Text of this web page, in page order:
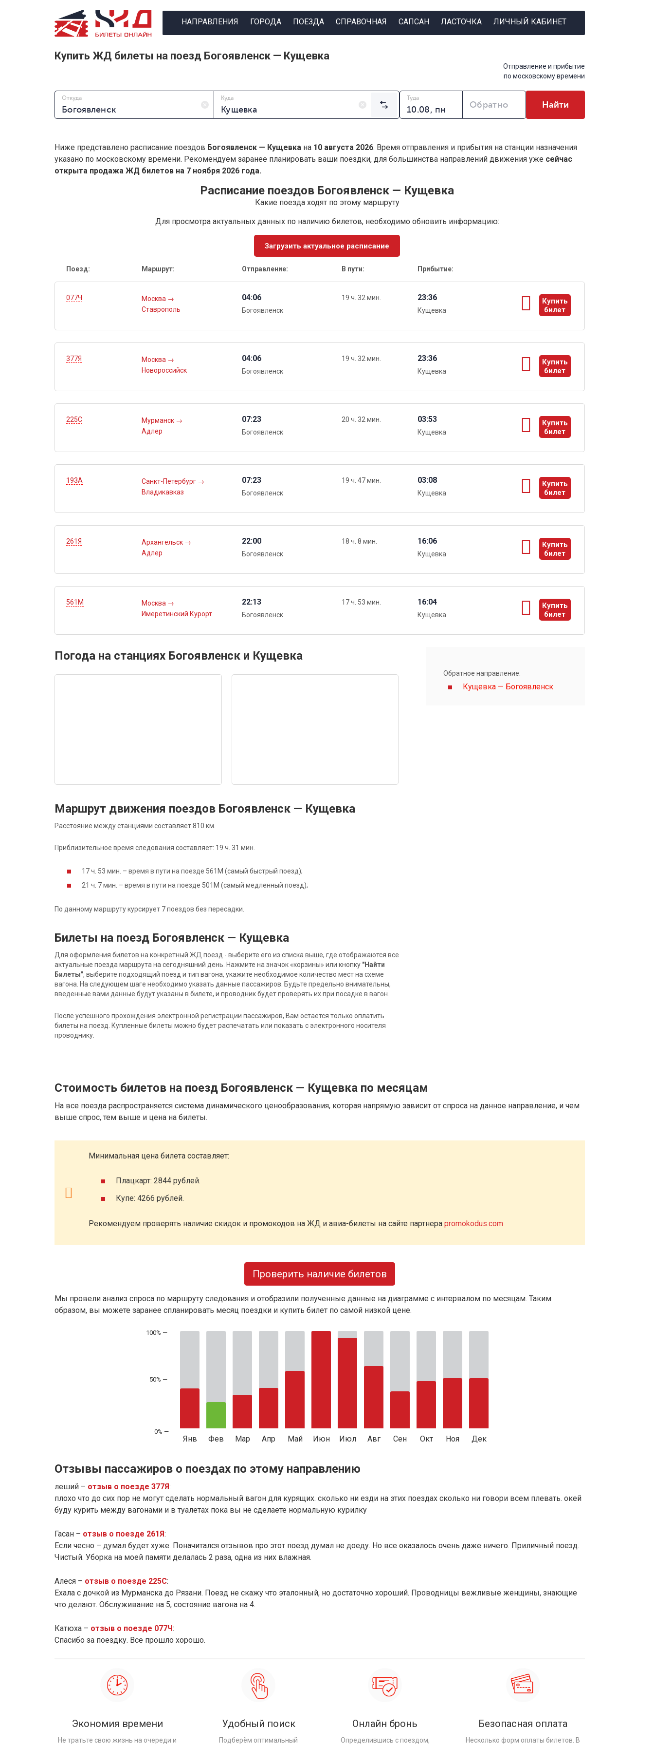
НАПРАВЛЕНИЯ ГОРОДА ПОЕЗДА СПРАВОЧНАЯ САПСАН ЛАСТОЧКА ЛИЧНЫЙ КАБИНЕТ
Купить ЖД билеты на поезд Богоявленск — Кущевка
Отправление и прибытие
по московскому времени
Откуда Куда Туда
Обратно Найти
Ниже представлено расписание поездов Богоявленск — Кущевка на 10 августа 2026. Время отправления и прибытия на станции назначения
указано по московскому времени. Рекомендуем заранее планировать ваши поездки, для большинства направлений движения уже сейчас
открыта продажа ЖД билетов на 7 ноября 2026 года.
Расписание поездов Богоявленск — Кущевка
Какие поезда ходят по этому маршруту
Для просмотра актуальных данных по наличию билетов, необходимо обновить информацию:
Загрузить актуальное расписание
Поезд: Маршрут: Отправление: В пути: Прибытие:
077Ч Москва →
Ставрополь
04:06
Богоявленск
19 ч. 32 мин. 23:36
Кущевка
Купить
билет
ы
377Я Москва →
Новороссийск
04:06
Богоявленск
19 ч. 32 мин. 23:36
Кущевка
Купить
билет
ы
225С Мурманск →
Адлер
07:23
Богоявленск
20 ч. 32 мин. 03:53
Кущевка
Купить
билет
ы
193А Санкт-Петербург →
Владикавказ
07:23
Богоявленск
19 ч. 47 мин. 03:08
Кущевка
Купить
билет
ы
261Я Архангельск →
Адлер
22:00
Богоявленск
18 ч. 8 мин. 16:06
Кущевка
Купить
билет
ы
561М Москва →
Имеретинский Курорт
22:13
Богоявленск
17 ч. 53 мин. 16:04
Кущевка
Купить
билет
ы
Погода на станциях Богоявленск и Кущевка
Маршрут движения поездов Богоявленск — Кущевка
Расстояние между станциями составляет 810 км.
Приблизительное время следования составляет: 19 ч. 31 мин.
17 ч. 53 мин. – время в пути на поезде 561М (самый быстрый поезд);
21 ч. 7 мин. – время в пути на поезде 501М (самый медленный поезд);
По данному маршруту курсирует 7 поездов без пересадки.
Билеты на поезд Богоявленск — Кущевка
Для оформления билетов на конкретный ЖД поезд - выберите его из списка выше, где отображаются все
актуальные поезда маршрута на сегодняшний день. Нажмите на значок «корзины» или кнопку "Найти
Билеты", выберите подходящий поезд и тип вагона, укажите необходимое количество мест на схеме
вагона. На следующем шаге необходимо указать данные пассажиров. Будьте предельно внимательны,
введенные вами данные будут указаны в билете, и проводник будет проверять их при посадке в вагон.
После успешного прохождения электронной регистрации пассажиров, Вам остается только оплатить
билеты на поезд. Купленные билеты можно будет распечатать или показать с электронного носителя
проводнику.
Обратное направление:
Кущевка — Богоявленск
Стоимость билетов на поезд Богоявленск — Кущевка по месяцам
На все поезда распространяется система динамического ценообразования, которая напрямую зависит от спроса на данное направление, и чем
выше спрос, тем выше и цена на билеты.
Минимальная цена билета составляет:
Плацкарт: 2844 рублей.
Купе: 4266 рублей.
Рекомендуем проверять наличие скидок и промокодов на ЖД и авиа-билеты на сайте партнера promokodus.com
Проверить наличие билетов
Мы провели анализ спроса по маршруту следования и отобразили полученные данные на диаграмме с интервалом по месяцам. Таким
образом, вы можете заранее спланировать месяц поездки и купить билет по самой низкой цене.
50% —
Янв Фев Мар Апр Май Июн Июл Авг Сен Окт Ноя Дек
Отзывы пассажиров о поездах по этому направлению
леший – отзыв о поезде 377Я:
плохо что до сих пор не могут сделать нормальный вагон для курящих. сколько ни езди на этих поездах сколько ни говори всем плевать. окей
буду курить между вагонами и в туалетах пока вы не сделаете нормальную курилку
Гасан – отзыв о поезде 261Я:
Если чесно – думал будет хуже. Поначитался отзывов про этот поезд думал не доеду. Но все оказалось очень даже ничего. Приличный поезд.
Чистый. Уборка на моей памяти делалась 2 раза, одна из них влажная.
Алеся – отзыв о поезде 225С:
Ехала с дочкой из Мурманска до Рязани. Поезд не скажу что эталонный, но достаточно хороший. Проводницы вежливые женщины, знающие
что делают. Обслуживание на 5, состояние вагона на 4.
Катюха – отзыв о поезде 077Ч:
Спасибо за поездку. Все прошло хорошо.
Экономия времени
Не тратьте свою жизнь на очереди и
Удобный поиск
Подберём оптимальный
Онлайн бронь
Определившись с поездом,
Безопасная оплата
Несколько форм оплаты билетов. В